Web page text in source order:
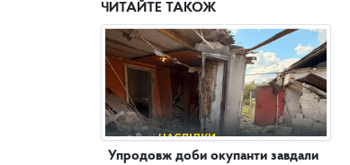
ЧИТАЙТЕ ТАКОЖ
Упродовж доби окупанти завдали